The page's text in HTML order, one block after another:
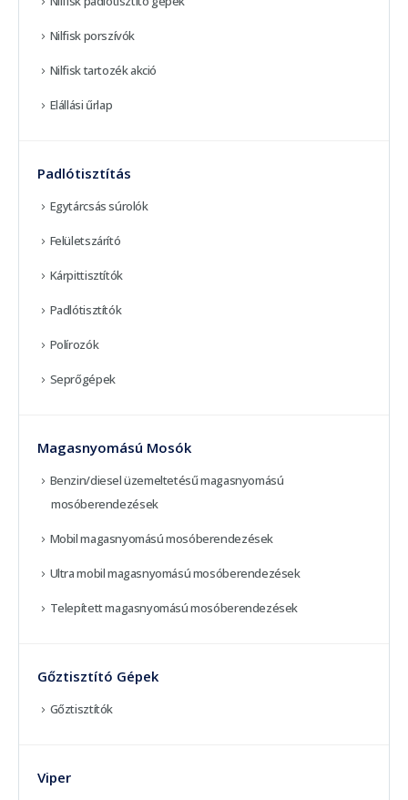
Nilfisk porszívók
Nilfisk tartozék akció
Elállási űrlap
Padlótisztítás
Egytárcsás súrolók
Felületszárító
Kárpittisztítók
Padlótisztítók
Polírozók
Seprőgépek
Magasnyomású Mosók
Benzin/diesel üzemeltetésű magasnyomású
mosóberendezések
Mobil magasnyomású mosóberendezések
Ultra mobil magasnyomású mosóberendezések
Telepített magasnyomású mosóberendezések
Gőztisztító Gépek
Gőztisztítók
Viper